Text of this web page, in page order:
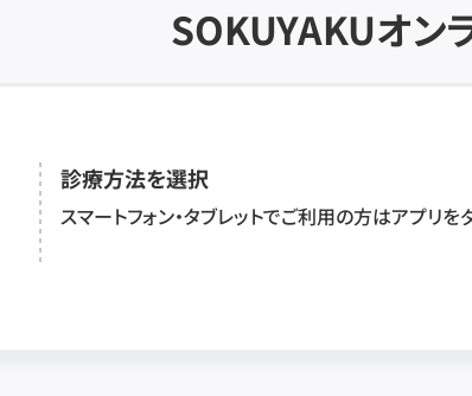
SOKUYAKUオン
診療方法を選択
スマートフォン・タブレットでご利用の方はアプリを